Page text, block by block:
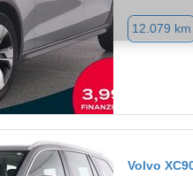
12.079 km
Volvo